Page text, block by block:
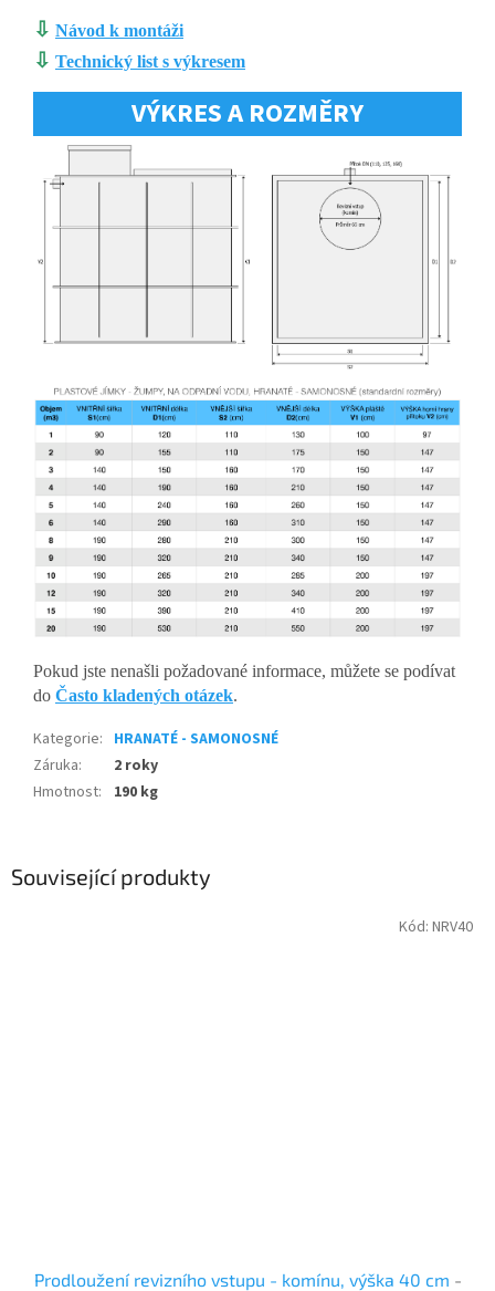
Související produkty
Prodloužení revizního vstupu - komínu, výška 40 cm -
Kód: NRV40
⇩ Návod k montáži
⇩ Technický list s výkresem
VÝKRES A ROZMĚRY
Pokud jste nenašli požadované informace, můžete se podívat
do Často kladených otázek.
Kategorie: HRANATÉ - SAMONOSNÉ
Záruka:
2 roky
Hmotnost: 190 kg